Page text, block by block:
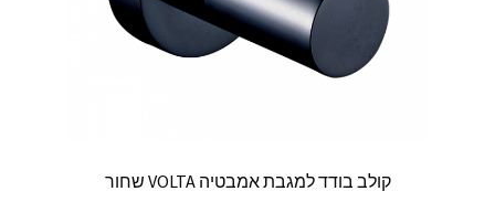
קולב בודד למגבת אמבטיה VOLTA שחור